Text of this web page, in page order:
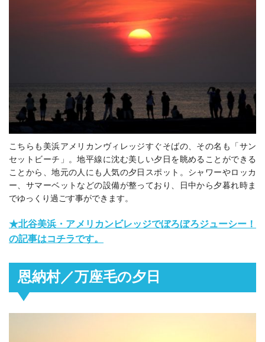
こちらも美浜アメリカンヴィレッジすぐそばの、その名も「サン
セットビーチ」。地平線に沈む美しい夕日を眺めることができる
ことから、地元の人にも人気の夕日スポット。シャワーやロッカ
ー、サマーベットなどの設備が整っており、日中から夕暮れ時ま
でゆっくり過ごす事ができます。
★北谷美浜・アメリカンビレッジでぼろぼろジューシー！
の記事はコチラです。
恩納村／万座毛の夕日